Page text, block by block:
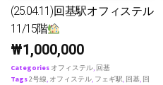
(25.04.11)回基駅オフィステル
11/15階
₩1,000,000
Categories オフィステル, 回基
Tags2号線, オフィステル, フェギ駅, 回基, 回